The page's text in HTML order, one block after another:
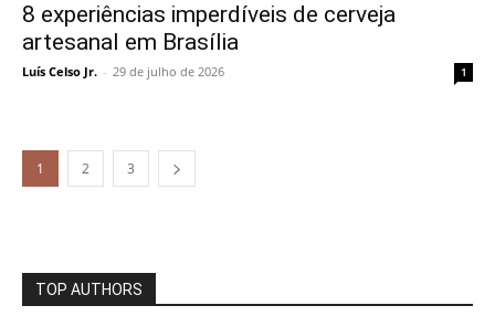
8 experiências imperdíveis de cerveja
artesanal em Brasília
Luís Celso Jr. - 29 de julho de 2026 1
1 2 3
TOP AUTHORS